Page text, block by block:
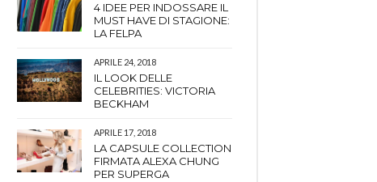
4 IDEE PER INDOSSARE IL
MUST HAVE DI STAGIONE:
LA FELPA
APRILE 24, 2018
IL LOOK DELLE
CELEBRITIES: VICTORIA
BECKHAM
APRILE 17, 2018
LA CAPSULE COLLECTION
FIRMATA ALEXA CHUNG
PER SUPERGA